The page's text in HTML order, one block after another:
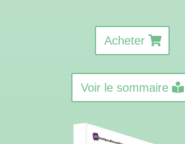
Acheter
Voir le sommaire